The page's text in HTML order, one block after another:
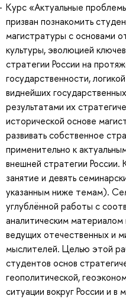
Курс «Актуальные
призван познакомить
магистратуры с основами
культуры, эволюцией
стратегии России на
государственности,
виднейших
результатами их
исторической основе
развивать собственное
применительно к
внешней стратегии России.
занятие и девять
указанным ниже темам).
углублённой работы с
аналитическим
ведущих отечественных и
мыслителей. Целью этой
студентов основ
геополитической,
ситуации вокруг России и в